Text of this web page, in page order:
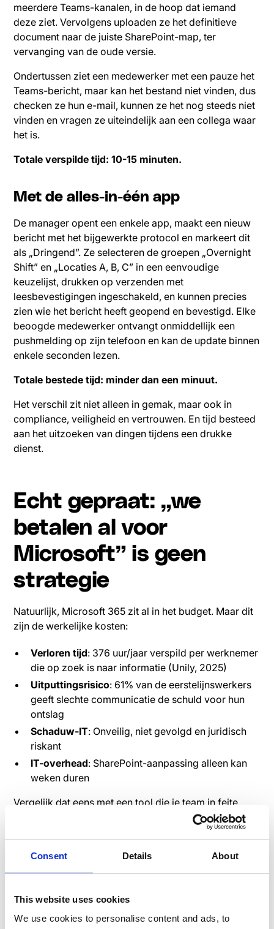
Consent Details About
This website uses cookies
We use cookies to personalise content and ads, to
meerdere Teams-kanalen, in de hoop dat iemand
deze ziet. Vervolgens uploaden ze het definitieve
document naar de juiste SharePoint-map, ter
vervanging van de oude versie.
Ondertussen ziet een medewerker met een pauze het
Teams-bericht, maar kan het bestand niet vinden, dus
checken ze hun e-mail, kunnen ze het nog steeds niet
vinden en vragen ze uiteindelijk aan een collega waar
het is.
Totale verspilde tijd: 10-15 minuten.
Met de alles-in-één app
De manager opent een enkele app, maakt een nieuw
bericht met het bijgewerkte protocol en markeert dit
als „Dringend”. Ze selecteren de groepen „Overnight
Shift” en „Locaties A, B, C” in een eenvoudige
keuzelijst, drukken op verzenden met
leesbevestigingen ingeschakeld, en kunnen precies
zien wie het bericht heeft geopend en bevestigd. Elke
beoogde medewerker ontvangt onmiddellijk een
pushmelding op zijn telefoon en kan de update binnen
enkele seconden lezen.
Totale bestede tijd: minder dan een minuut.
Het verschil zit niet alleen in gemak, maar ook in
compliance, veiligheid en vertrouwen. En tijd besteed
aan het uitzoeken van dingen tijdens een drukke
dienst.
Echt gepraat: „we
betalen al voor
Microsoft” is geen
strategie
Natuurlijk, Microsoft 365 zit al in het budget. Maar dit
zijn de werkelijke kosten:
Verloren tijd: 376 uur/jaar verspild per werknemer
die op zoek is naar informatie (Unily, 2025)
Uitputtingsrisico: 61% van de eerstelijnswerkers
geeft slechte communicatie de schuld voor hun
ontslag
Schaduw-IT: Onveilig, niet gevolgd en juridisch
riskant
IT-overhead: SharePoint-aanpassing alleen kan
weken duren
Vergelijk dat eens met een tool die je team in feite
, en opeens ziet 'gratis' er
één app die echt werkt